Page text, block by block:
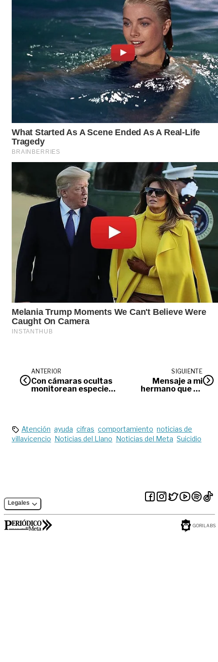
ANTERIOR
Con cámaras ocultas
monitorean especies
SIGUIENTE
Mensaje a mi
hermano que se
Atención ayuda cifras comportamiento noticias de
villavicencio Noticias del Llano Noticias del Meta Suicidio
Legales
GORILABS